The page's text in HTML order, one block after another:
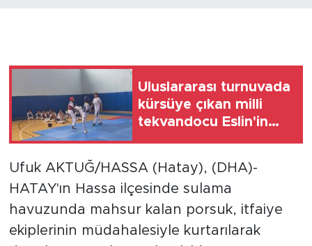
Uluslararası turnuvada
kürsüye çıkan milli
tekvandocu Eslin'in
Ufuk AKTUĞ/HASSA (Hatay), (DHA)-
HATAY'ın Hassa ilçesinde sulama
havuzunda mahsur kalan porsuk, itfaiye
ekiplerinin müdahalesiyle kurtarılarak